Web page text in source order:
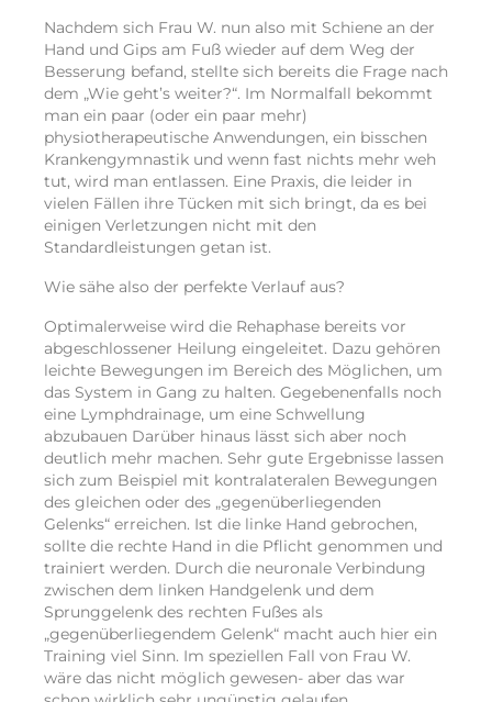
Nachdem sich Frau W. nun also mit Schiene an der
Hand und Gips am Fuß wieder auf dem Weg der
Besserung befand, stellte sich bereits die Frage nach
dem „Wie geht’s weiter?“. Im Normalfall bekommt
man ein paar (oder ein paar mehr)
physiotherapeutische Anwendungen, ein bisschen
Krankengymnastik und wenn fast nichts mehr weh
tut, wird man entlassen. Eine Praxis, die leider in
vielen Fällen ihre Tücken mit sich bringt, da es bei
einigen Verletzungen nicht mit den
Standardleistungen getan ist.
Wie sähe also der perfekte Verlauf aus?
Optimalerweise wird die Rehaphase bereits vor
abgeschlossener Heilung eingeleitet. Dazu gehören
leichte Bewegungen im Bereich des Möglichen, um
das System in Gang zu halten. Gegebenenfalls noch
eine Lymphdrainage, um eine Schwellung
abzubauen Darüber hinaus lässt sich aber noch
deutlich mehr machen. Sehr gute Ergebnisse lassen
sich zum Beispiel mit kontralateralen Bewegungen
des gleichen oder des „gegenüberliegenden
Gelenks“ erreichen. Ist die linke Hand gebrochen,
sollte die rechte Hand in die Pflicht genommen und
trainiert werden. Durch die neuronale Verbindung
zwischen dem linken Handgelenk und dem
Sprunggelenk des rechten Fußes als
„gegenüberliegendem Gelenk“ macht auch hier ein
Training viel Sinn. Im speziellen Fall von Frau W.
wäre das nicht möglich gewesen- aber das war